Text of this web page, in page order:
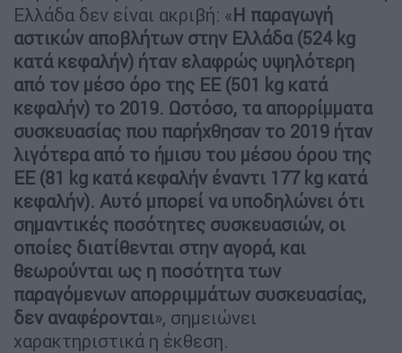
Ελλάδα δεν είναι ακριβή: «Η παραγωγή
αστικών αποβλήτων στην Ελλάδα (524 kg
κατά κεφαλήν) ήταν ελαφρώς υψηλότερη
από τον μέσο όρο της ΕΕ (501 kg κατά
κεφαλήν) το 2019. Ωστόσο, τα απορρίμματα
συσκευασίας που παρήχθησαν το 2019 ήταν
λιγότερα από το ήμισυ του μέσου όρου της
ΕΕ (81 kg κατά κεφαλήν έναντι 177 kg κατά
κεφαλήν). Αυτό μπορεί να υποδηλώνει ότι
σημαντικές ποσότητες συσκευασιών, οι
οποίες διατίθενται στην αγορά, και
θεωρούνται ως η ποσότητα των
παραγόμενων απορριμμάτων συσκευασίας,
δεν αναφέρονται», σημειώνει
χαρακτηριστικά η έκθεση.